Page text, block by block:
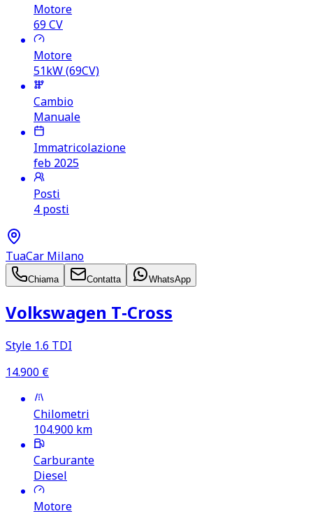
Motore
69CV
Motore
51kW (69CV)
Cambio
Manuale
Immatricolazione
feb 2025
Posti
4 posti
TuaCar Milano
Chiama Contatta WhatsApp
Volkswagen T‑Cross
Style 1.6 TDI
14.900 €
Chilometri
104.900 km
Carburante
Diesel
Motore